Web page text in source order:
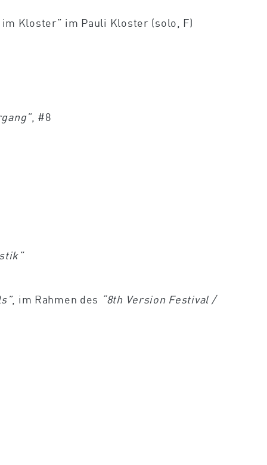
Kloster” im Pauli Kloster (solo, F)
, #8
, im Rahmen des “8th Version Festival /